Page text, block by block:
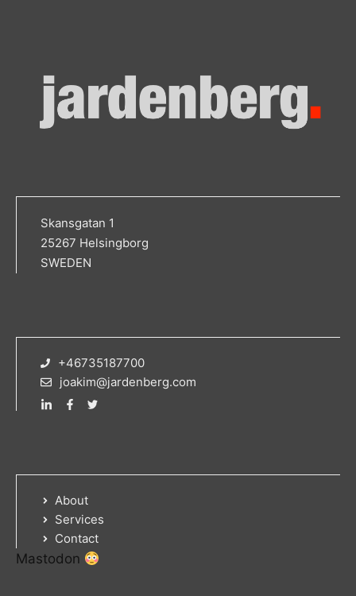
Skansgatan 1
25267 Helsingborg
SWEDEN
+46735187700
joakim@jardenberg.com
About
Services
Contact
Mastodon